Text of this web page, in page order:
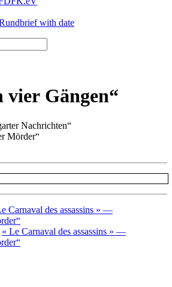
with date
vier Gängen“
Nachrichten“
Mörder“
Carnaval des assassins » —
« Le Carnaval des assassins » —